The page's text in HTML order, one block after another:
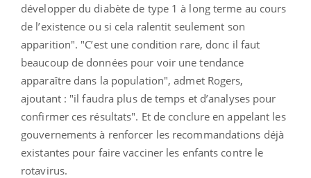
développer du diabète de type 1 à long terme au cours
de l’existence ou si cela ralentit seulement son
apparition". "C’est une condition rare, donc il faut
beaucoup de données pour voir une tendance
apparaître dans la population", admet Rogers,
ajoutant : "il faudra plus de temps et d’analyses pour
confirmer ces résultats". Et de conclure en appelant les
gouvernements à renforcer les recommandations déjà
existantes pour faire vacciner les enfants contre le
rotavirus.